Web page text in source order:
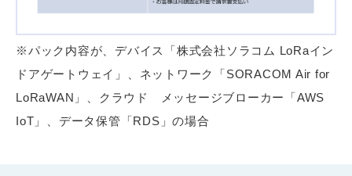
※パック内容が、デバイス「株式会社ソラコム LoRaイン
ドアゲートウェイ」、ネットワーク「SORACOM Air for
LoRaWAN」、クラウド メッセージブローカー「AWS
IoT」、データ保管「RDS」の場合